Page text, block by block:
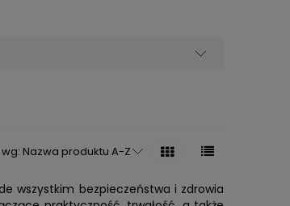
Nazwa produktu A-Z
wszystkim bezpieczeństwa i zdrowia